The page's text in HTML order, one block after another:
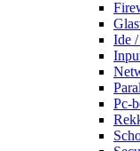
Ide
Pc-